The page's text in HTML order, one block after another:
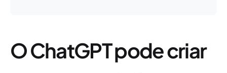
O ChatGPT pode criar